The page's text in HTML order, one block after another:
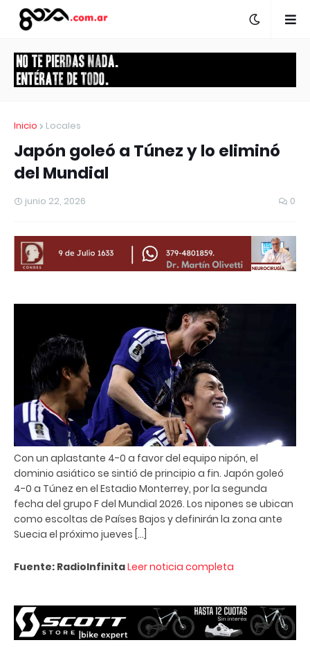
Inicio Locales
Japón goleó a Túnez y lo eliminó
del Mundial
junio 22, 2026 0
Con un aplastante 4-0 a favor del equipo nipón, el
dominio asiático se sintió de principio a fin. Japón goleó
4-0 a Túnez en el Estadio Monterrey, por la segunda
fecha del grupo F del Mundial 2026. Los nipones se ubican
como escoltas de Países Bajos y definirán la zona ante
Suecia el próximo jueves […]
Fuente: RadioInfinitaLeer noticia completa